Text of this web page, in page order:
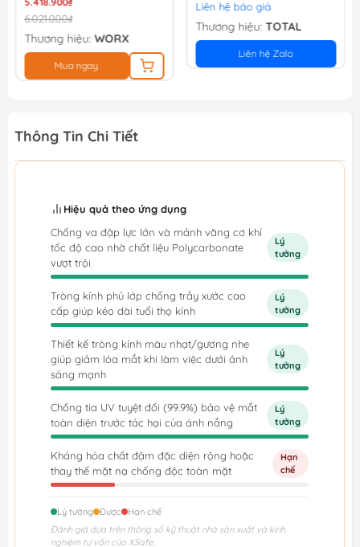
6.021.000₫
Thương hiệu: WORX
Mua ngay
Liên hệ báo giá
Thương hiệu:TOTAL
Liên hệ Zalo
Thông Tin Chi Tiết
Hiệu quả theo ứng dụng
Chống va đập lực lớn và mảnh văng cơ khí
tốc độ cao nhờ chất liệu Polycarbonate
vượt trội
Lý
tưởng
Tròng kính phủ lớp chống trầy xước cao
cấp giúp kéo dài tuổi thọ kính
Lý
tưởng
Thiết kế tròng kính màu nhạt/gương nhẹ
giúp giảm lóa mắt khi làm việc dưới ánh
sáng mạnh
Lý
tưởng
Chống tia UV tuyệt đối (99.9%) bảo vệ mắt
toàn diện trước tác hại của ánh nắng
Lý
tưởng
Kháng hóa chất đậm đặc diện rộng hoặc
thay thế mặt nạ chống độc toàn mặt
Hạn
chế
Lý tưởng Được
Hạn chế
Đánh giá dựa trên thông số kỹ thuật nhà sản xuất và kinh
nghiệm tư vấn của XSafe.